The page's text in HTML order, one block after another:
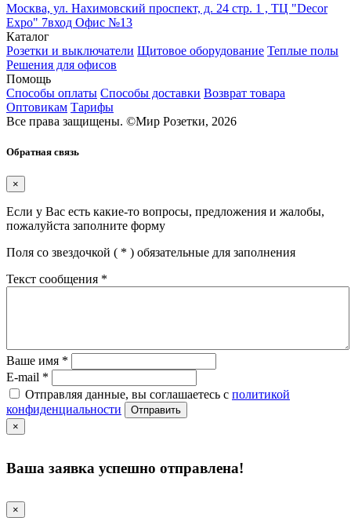
Москва, ул. Нахимовский проспект, д. 24 стр. 1 , ТЦ "Decor
Expo" 7вход Офис №13
Каталог
Розетки и выключатели Щитовое оборудование Теплые полы
Решения для офисов
Помощь
Способы оплаты Способы доставки Возврат товара
Оптовикам Тарифы
Все права защищены. ©Мир Розетки, 2026
Обратная связь
×
Если у Вас есть какие-то вопросы, предложения и жалобы,
пожалуйста заполните форму
Поля со звездочкой ( * ) обязательные для заполнения
Текст сообщения *
Ваше имя *
E-mail *
Отправляя данные, вы соглашаетесь с политикой
конфиденциальности
Отправить
×
Ваша заявка успешно отправлена!
×